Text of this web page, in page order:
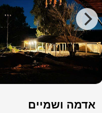
אדמה ושמיים